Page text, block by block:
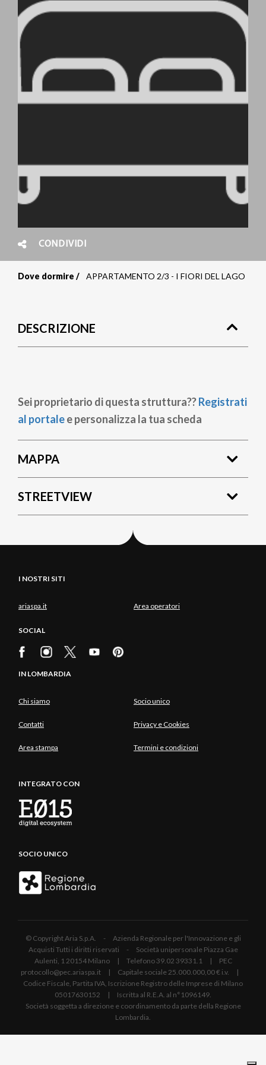
CONDIVIDI
pane
Dove dormire APPARTAMENTO 2/3 - I FIORI DEL LAGO
DESCRIZIONE
Sei proprietario di questa struttura??Registrati
al portalee personalizza la tua scheda
MAPPA
STREETVIEW
I NOSTRI SITI
ariaspa.it Area operatori
SOCIAL
IN LOMBARDIA
Chi siamo Socio unico
Contatti Privacy e Cookies
Area stampa Termini e condizioni
INTEGRATO CON
SOCIO UNICO
© Copyright Aria S.p.A. - Azienda Regionale per l'Innovazione e gli
Acquisti Tutti i diritti riservati - Società unipersonale Piazza Gae
Aulenti, 1 20154 Milano | Telefono 39.02 39331.1 | PEC
protocollo@pec.ariaspa.it | Capitale sociale 25.000.000,00 € i.v. |
Codice Fiscale, Partita IVA, Iscrizione Registro delle Imprese di Milano
05017630152 | Iscritta al R.E.A. al n°1096149.
Società soggetta a direzione e coordinamento da parte della Regione
Lombardia.